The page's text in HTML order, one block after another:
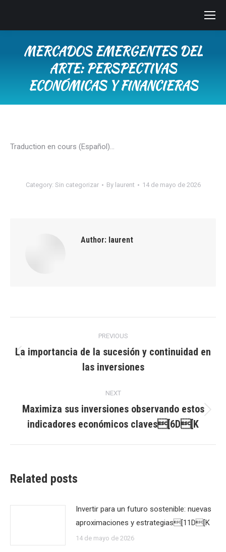
MERCADOS EMERGENTES DEL
ARTE: PERSPECTIVAS
ECONÓMICAS Y FINANCIERAS
Traduction en cours (Español)…
Category: Sin categorizar By laurent 14 de mayo de 2026
Author: laurent
navigation
PREVIOUS
post:
La importancia de la sucesión y continuidad en
las inversiones
NEXT
post:
Maximiza sus inversiones observando estos
indicadores económicos claves[6D[K
Related posts
Invertir para un futuro sostenible: nuevas
aproximaciones y estrategias[11D[K
14 de mayo de 2026